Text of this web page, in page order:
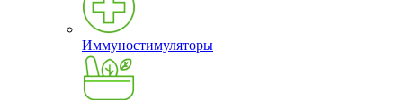
Иммуностимуляторы